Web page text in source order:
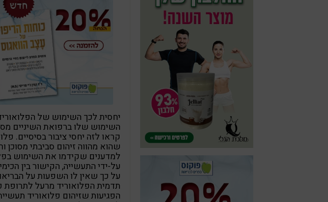
יחסית לכך השימוש של
השימוש שלו ברפואת השיניים
קראו לזה יחסי ציבור בסיסיים.
שהוא מהווה זיהום סביבתי מסוכן
למדענים שקידמו את השימוש
על-ידי התעשייה, הקישור בין
על כך שאין לו השפעות על
תדמית הפלואוריד מרעל
הפגיעות שזיהום פלואוריד